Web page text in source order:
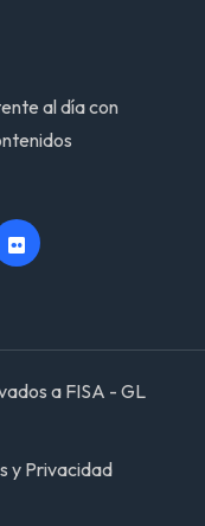
al día con
a FISA - GL
y Privacidad